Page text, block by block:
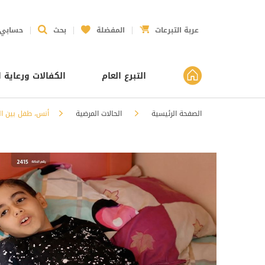
حسابي بحث المفضلة عربة التبرعات
التبرع العام الكفالات ورعاية
الصفحة الرئيسية الحالات المرضية أنس، طفل بين